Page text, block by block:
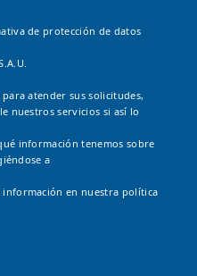
de protección de datos
atender sus solicitudes,
nuestros servicios si así lo
información tenemos sobre
a
información en nuestra política